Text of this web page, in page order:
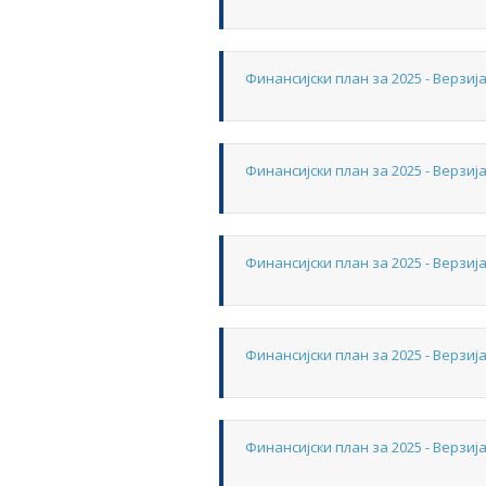
Финансијски план за 2025 -
Финансијски план за 2025 -
Финансијски план за 2025 -
Финансијски план за 2025 -
Финансијски план за 2025 -